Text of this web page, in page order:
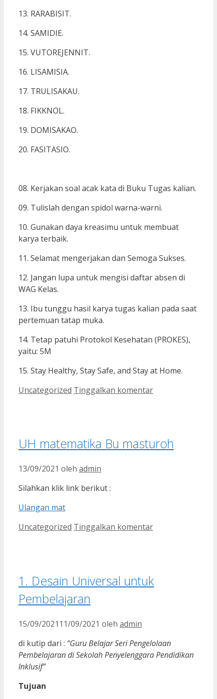
13. RARABISIT.
14. SAMIDIE.
15. VUTOREJENNIT.
16. LISAMISIA.
17. TRULISAKAU.
18. FIKKNOL.
19. DOMISAKAO.
20. FASITASIO.
08. Kerjakan soal acak kata di Buku Tugas kalian.
09. Tulislah dengan spidol warna-warni.
10. Gunakan daya kreasimu untuk membuat
karya terbaik.
11. Selamat mengerjakan dan Semoga Sukses.
12. Jangan lupa untuk mengisi daftar absen di
WAG Kelas.
13. Ibu tunggu hasil karya tugas kalian pada saat
pertemuan tatap muka.
14. Tetap patuhi Protokol Kesehatan (PROKES),
yaitu: 5M
15. Stay Healthy, Stay Safe, and Stay at Home.
Kategori
Uncategorized Tinggalkan komentar
UH matematika Bu masturoh
13/09/2021 oleh admin
Silahkan klik link berikut :
Ulangan mat
Kategori
Uncategorized Tinggalkan komentar
1. Desain Universal untuk
Pembelajaran
15/09/2021 11/09/2021 oleh admin
di kutip dari : “Guru Belajar Seri Pengelolaan
Pembelajaran di Sekolah Penyelenggara Pendidikan
Inklusif”
Tujuan